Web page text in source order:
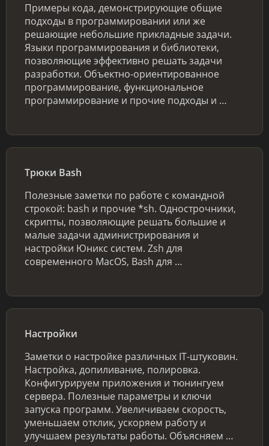
Примеры кода, демонстрирующие общие
подходы в программировании или же
решающие небольшие прикладные задачи.
Языки программирования и библиотеки,
позволяющие эффективно решать задачи
разработки. Объектно-ориентированное
программирование, функциональное
программирование и прочие подходы и …
Трюки Bash
Полезные заметки по работе с командной
строкой: bash и прочие *sh. Однострочники,
скрипты, позволяющие решать большие и
малые задачи администрирования и
настройки Юникс систем. Zsh для
современного MacOS, Bash для …
Настройки
Заметки о настройке различных IT-штуковин.
Настройка, допиливание, полировка.
Конфигурируем приложения и тюнингуем
сервера. Полезные параметры и ключи
запуска программ. Увеличиваем скорость,
уменьшаем отклик, ускоряем работу и
улучшаем результаты работы. Объясняем …